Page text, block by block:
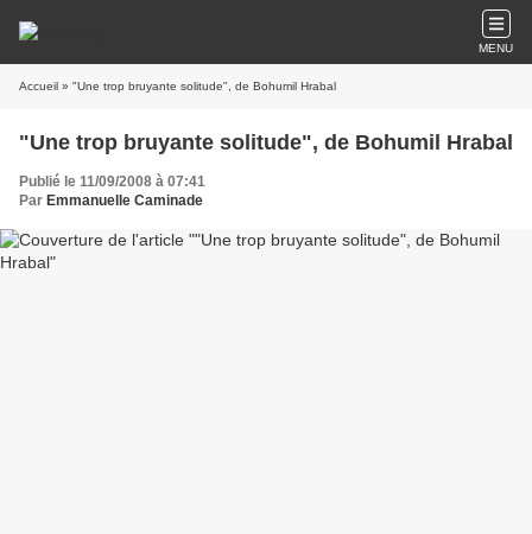
MENU
Accueil » "Une trop bruyante solitude", de Bohumil Hrabal
"Une trop bruyante solitude", de Bohumil Hrabal
Publié le 11/09/2008 à 07:41
Par Emmanuelle Caminade